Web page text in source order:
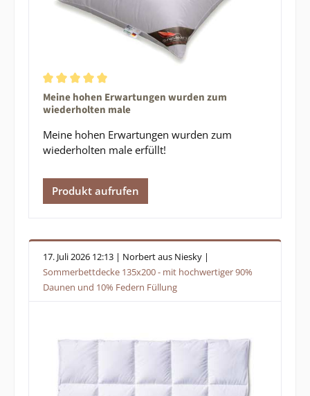
Durchschnittliche Bewertung von 5 von 5 Sternen
Meine hohen Erwartungen wurden zum
wiederholten male
Meine hohen Erwartungen wurden zum
wiederholten male erfüllt!
Produkt aufrufen
17. Juli 2026 12:13 | Norbert aus Niesky |
Sommerbettdecke 135x200 - mit hochwertiger 90%
Daunen und 10% Federn Füllung